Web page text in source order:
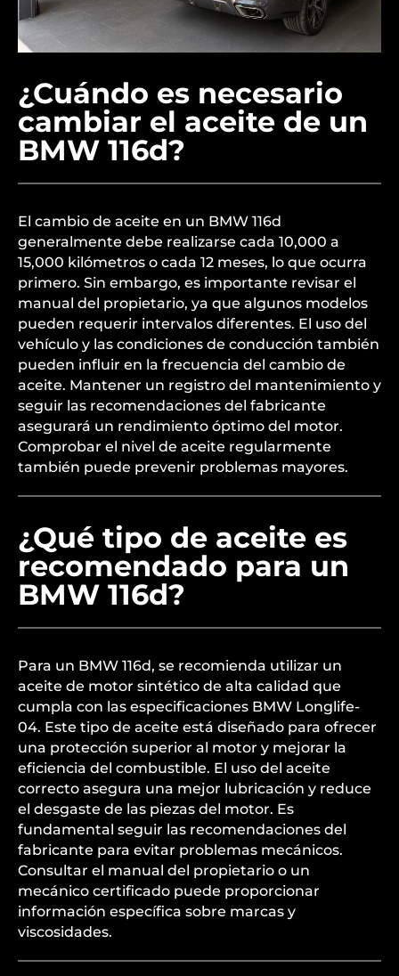
¿Cuándo es necesario
cambiar el aceite de un
BMW 116d?
El cambio de aceite en un BMW 116d
generalmente debe realizarse cada 10,000 a
15,000 kilómetros o cada 12 meses, lo que ocurra
primero. Sin embargo, es importante revisar el
manual del propietario, ya que algunos modelos
pueden requerir intervalos diferentes. El uso del
vehículo y las condiciones de conducción también
pueden influir en la frecuencia del cambio de
aceite. Mantener un registro del mantenimiento y
seguir las recomendaciones del fabricante
asegurará un rendimiento óptimo del motor.
Comprobar el nivel de aceite regularmente
también puede prevenir problemas mayores.
¿Qué tipo de aceite es
recomendado para un
BMW 116d?
Para un BMW 116d, se recomienda utilizar un
aceite de motor sintético de alta calidad que
cumpla con las especificaciones BMW Longlife-
04. Este tipo de aceite está diseñado para ofrecer
una protección superior al motor y mejorar la
eficiencia del combustible. El uso del aceite
correcto asegura una mejor lubricación y reduce
el desgaste de las piezas del motor. Es
fundamental seguir las recomendaciones del
fabricante para evitar problemas mecánicos.
Consultar el manual del propietario o un
mecánico certificado puede proporcionar
información específica sobre marcas y
viscosidades.